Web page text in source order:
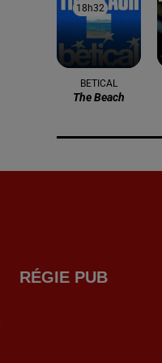
18h32
18h32
BETICAL
The Beach
RÉGIE PUB